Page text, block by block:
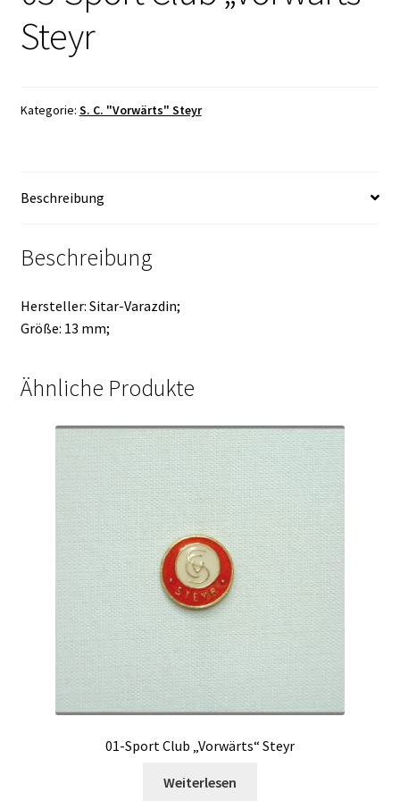
Steyr
Kategorie: S. C. "Vorwärts" Steyr
Beschreibung
Beschreibung
Hersteller: Sitar-Varazdin;
Größe: 13 mm;
Ähnliche Produkte
01-Sport Club „Vorwärts“ Steyr
Weiterlesen